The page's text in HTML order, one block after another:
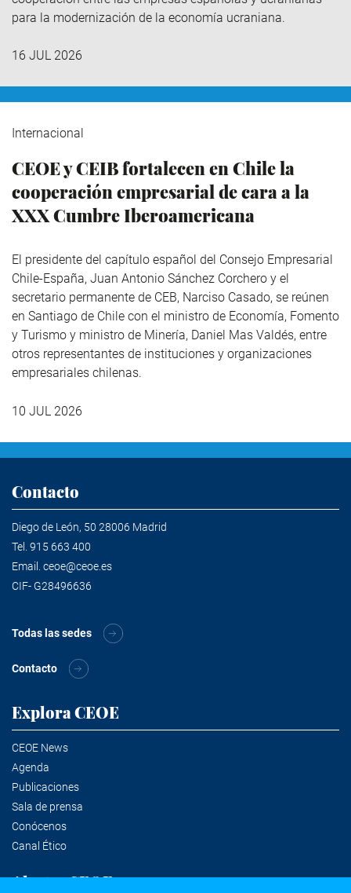
para la modernización de la economía ucraniana.
16 JUL 2026
Internacional
CEOE y CEIB fortalecen en Chile la
cooperación empresarial de cara a la
XXX Cumbre Iberoamericana
El presidente del capítulo español del Consejo Empresarial
Chile-España, Juan Antonio Sánchez Corchero y el
secretario permanente de CEB, Narciso Casado, se reúnen
en Santiago de Chile con el ministro de Economía, Fomento
y Turismo y ministro de Minería, Daniel Mas Valdés, entre
otros representantes de instituciones y organizaciones
empresariales chilenas.
10 JUL 2026
Contacto
Diego de León, 50 28006 Madrid
Tel. 915 663 400
Email. ceoe@ceoe.es
CIF- G28496636
Todas las sedes
Contacto
Explora CEOE
CEOE News
Agenda
Publicaciones
Sala de prensa
Conócenos
Canal Ético
Alertas CEOE